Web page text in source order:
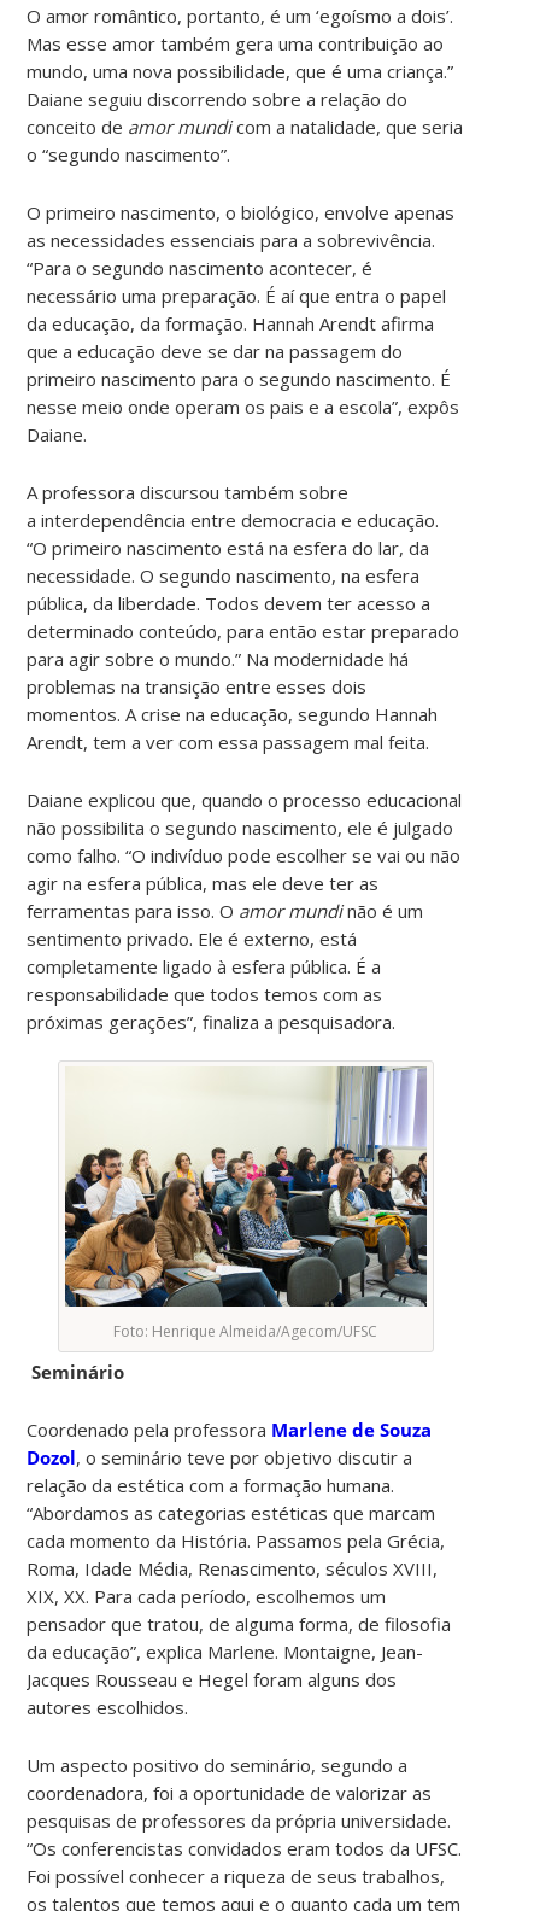
O amor romântico, portanto, é um ‘egoísmo a dois’.
Mas esse amor também gera uma contribuição ao
mundo, uma nova possibilidade, que é uma criança.”
Daiane seguiu discorrendo sobre a relação do
conceito de amor mundicom a natalidade, que seria
o “segundo nascimento”.
O primeiro nascimento, o biológico, envolve apenas
as necessidades essenciais para a sobrevivência.
“Para o segundo nascimento acontecer, é
necessário uma preparação. É aí que entra o papel
da educação, da formação. Hannah Arendt afirma
que a educação deve se dar na passagem do
primeiro nascimento para o segundo nascimento. É
nesse meio onde operam os pais e a escola”, expôs
Daiane.
A professora discursou também sobre
a interdependência entre democracia e educação.
“O primeiro nascimento está na esfera do lar, da
necessidade. O segundo nascimento, na esfera
pública, da liberdade. Todos devem ter acesso a
determinado conteúdo, para então estar preparado
para agir sobre o mundo.” Na modernidade há
problemas na transição entre esses dois
momentos. A crise na educação, segundo Hannah
Arendt, tem a ver com essa passagem mal feita.
Daiane explicou que, quando o processo educacional
não possibilita o segundo nascimento, ele é julgado
como falho. “O indivíduo pode escolher se vai ou não
agir na esfera pública, mas ele deve ter as
ferramentas para isso. O amor mundinão é um
sentimento privado. Ele é externo, está
completamente ligado à esfera pública. É a
responsabilidade que todos temos com as
próximas gerações”, finaliza a pesquisadora.
Foto: Henrique Almeida/Agecom/UFSC
Seminário
Coordenado pela professora Marlene de Souza
Dozol, o seminário teve por objetivo discutir a
relação da estética com a formação humana.
“Abordamos as categorias estéticas que marcam
cada momento da História. Passamos pela Grécia,
Roma, Idade Média, Renascimento, séculos XVIII,
XIX, XX. Para cada período, escolhemos um
pensador que tratou, de alguma forma, de filosofia
da educação”, explica Marlene. Montaigne, Jean-
Jacques Rousseau e Hegel foram alguns dos
autores escolhidos.
Um aspecto positivo do seminário, segundo a
coordenadora, foi a oportunidade de valorizar as
pesquisas de professores da própria universidade.
“Os conferencistas convidados eram todos da UFSC.
Foi possível conhecer a riqueza de seus trabalhos,
os talentos que temos aqui e o quanto cada um tem